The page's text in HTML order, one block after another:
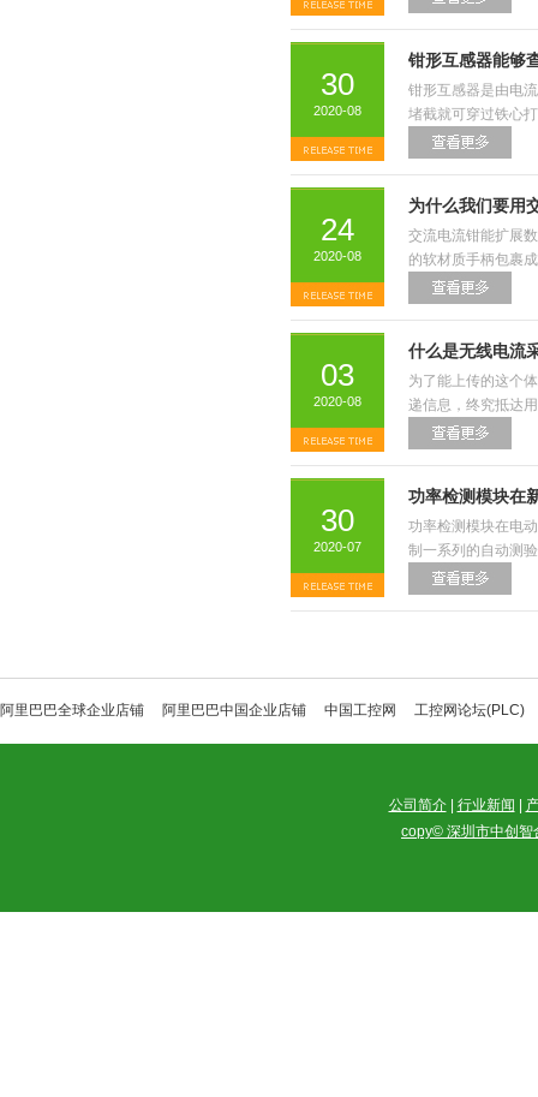
30
2020-08
钳形互感器能够
钳形互感器是由电
堵截就可穿过铁心
24
2020-08
为什么我们要用
交流电流钳能扩展
的软材质手柄包裹
03
2020-08
什么是无线电流
为了能上传的这个
递信息，终究抵达
30
2020-07
功率检测模块在
功率检测模块在电
制一系列的自动测
阿里巴巴全球企业店铺 阿里巴巴中国企业店铺 中国工控网 工控网论坛(PLC)
公司简介| 行业新闻
copy© 深圳市中创